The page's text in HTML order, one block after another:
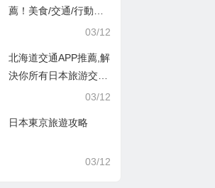
薦！美食/交通/行動支
03/12
北海道交通APP推薦,解
決你所有日本旅游交通
03/12
日本東京旅遊攻略
03/12